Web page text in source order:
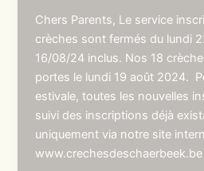
Chers Parents, Le service
crèches sont fermés du lundi
16/08/24 inclus. Nos 18
portes le lundi 19 août 2024.
estivale, toutes les nouvelles
suivi des inscriptions déjà
uniquement via notre site